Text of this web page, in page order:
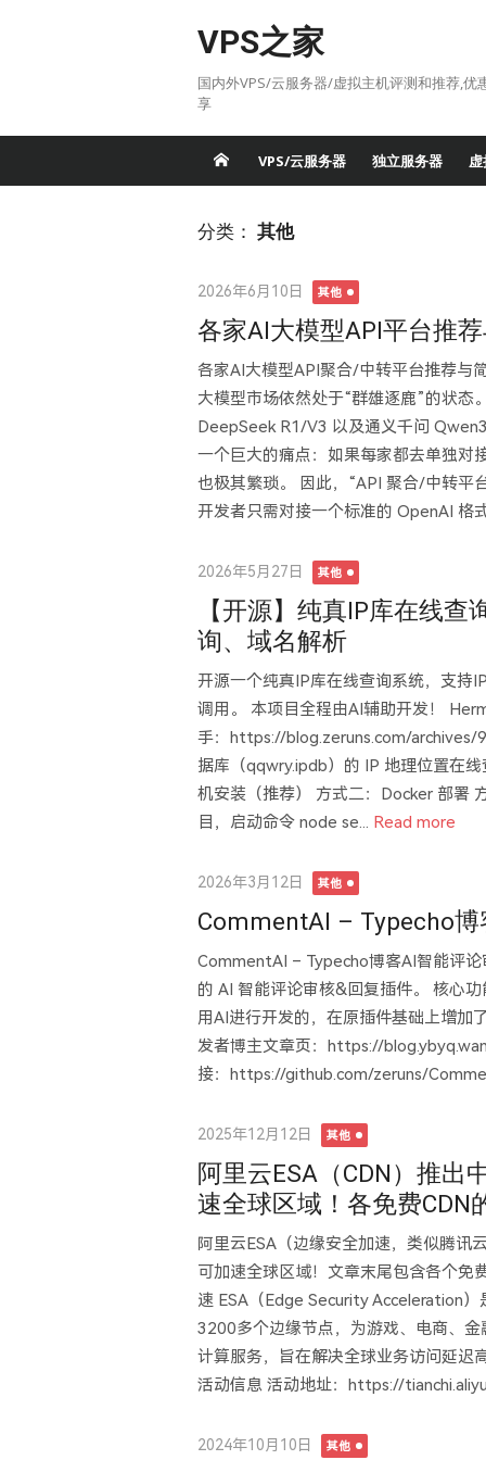
VPS之家
国内外VPS/云服务器/虚拟主机评测和推荐,优
享
VPS/云服务器 独立服务器
分类： 其他
Posted
on
2026年6月10日 其他
各家AI大模型API平台推
各家AI大模型API聚合/中转平台推荐与
大模型市场依然处于“群雄逐鹿”的状态
DeepSeek R1/V3 以及通义千问
一个巨大的痛点：如果每家都去单独对
也极其繁琐。 因此，“API 聚合/中转平
开发者只需对接一个标准的 OpenAI 格
Posted
on
2026年5月27日 其他
【开源】纯真IP库在线
询、域名解析
开源一个纯真IP库在线查询系统，支持
调用。 本项目全程由AI辅助开发！
手：https://blog.zeruns.com/
据库（qqwry.ipdb）的 IP 地理位置在
机安装（推荐） 方式二：Docker 部署
目，启动命令 node se... Read more
Posted
2026年3月12日 其他
CommentAI – Typecho
CommentAI – Typecho博客AI智能评
的 AI 智能评论审核&回复插件。 核心
用AI进行开发的，在原插件基础上增加
发者博主文章页：https://
接：https://github.com/zeruns/
Posted
on
2025年12月12日 其他
阿里云ESA（CDN）推出
速全球区域！各免费CDN
阿里云ESA（边缘安全加速，类似腾讯
可加速全球区域！文章末尾包含各个免
速 ESA（Edge Security Acceleration
3200多个边缘节点，为游戏、电商、
计算服务，旨在解决全球业务访问延迟
活动信息 活动地址：https://
Posted
2024年10月10日 其他